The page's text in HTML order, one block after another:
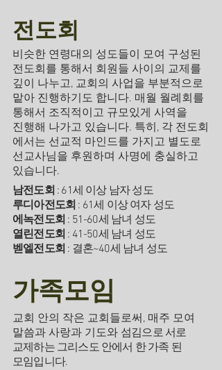
전도회
비슷한 연령대의 성도들이 모여 구성된
전도회를 통해서 회원들 사이의 교제를
깊이 나누고, 교회의 사업을 부분적으로
맡아 진행하기도 합니다. 매월 월례회를
통해서 조직적이고 규모있게 사역을
진행해 나가고 있습니다. 특히, 각 전도회
에서는 선교적 마인드를 가지고 별도로
선교사님을 후원하며 사명에 충실하고
있습니다.
남전도회 : 61세 이상 남자 성도
루디아전도회 : 61세 이상 여자 성도
에녹전도회 : 51-60세 남녀 성도
열린전도회 : 41-50세 남녀 성도
벧엘전도회 : 결혼~40세 남녀 성도
가족모임
교회 안의 작은 교회들로써, 매주 모여
말씀과 사랑과 기도와 섬김으로 서로
교제하는 그리스도 안에서 한 가족 된
모임입니다.